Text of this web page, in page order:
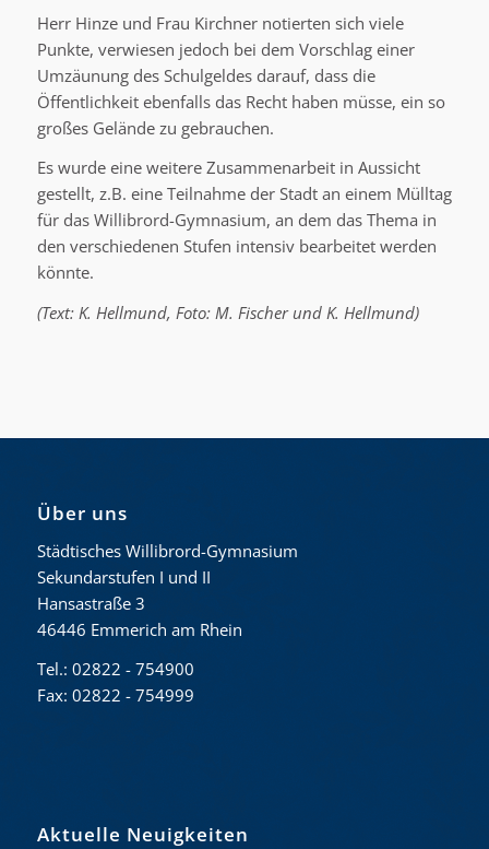
Herr Hinze und Frau Kirchner notierten sich viele
Punkte, verwiesen jedoch bei dem Vorschlag einer
Umzäunung des Schulgeldes darauf, dass die
Öffentlichkeit ebenfalls das Recht haben müsse, ein so
großes Gelände zu gebrauchen.
Es wurde eine weitere Zusammenarbeit in Aussicht
gestellt, z.B. eine Teilnahme der Stadt an einem Mülltag
für das Willibrord-Gymnasium, an dem das Thema in
den verschiedenen Stufen intensiv bearbeitet werden
könnte.
(Text: K. Hellmund, Foto: M. Fischer und K. Hellmund)
Über uns
Städtisches Willibrord-Gymnasium
Sekundarstufen I und II
Hansastraße 3
46446 Emmerich am Rhein
Tel.: 02822 - 754900
Fax: 02822 - 754999
Aktuelle Neuigkeiten